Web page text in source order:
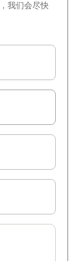
我们会尽快